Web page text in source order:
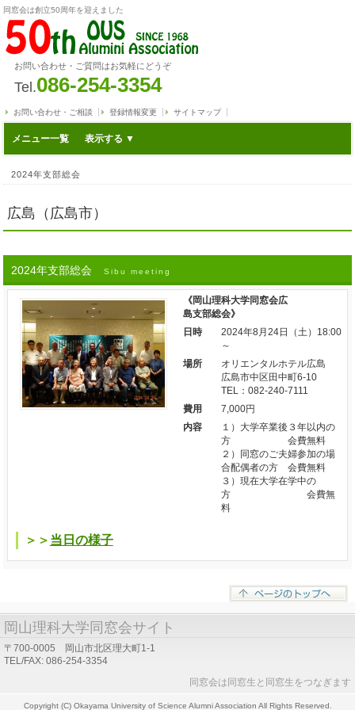
同窓会は創立50周年を迎えました
お問い合わせ・ご質問はお気軽にどうぞ
Tel.086-254-3354
お問い合わせ・ご相談 登録情報変更 サイトマップ
メニュー一覧
2024年支部総会
広島（広島市）
2024年支部総会 Sibu meeting
《岡山理科大学同窓会広
島支部総会》
日時
2024年8月24日（土）18:00
～
場所
オリエンタルホテル広島
広島市中区田中町6-10
TEL：082-240-7111
費用
7,000円
内容
１）大学卒業後３年以内の
方 会費無料
２）同窓のご夫婦参加の場
合配偶者の方 会費無料
３）現在大学在学中の
方 会費無
料
＞＞ 当日の様子
同窓会は同窓生と同窓生をつなぎます
岡山理科大学同窓会サイト
〒700-0005 岡山市北区理大町1-1
TEL/FAX: 086-254-3354
Copyright (C) Okayama University of Science Alumni Association All Rights Reserved.